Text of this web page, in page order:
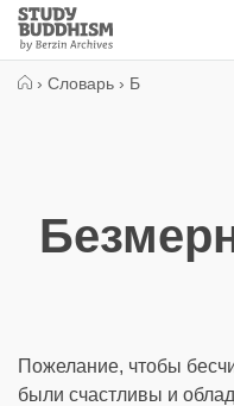
Close
Study
Buddhism
› Словарь › Б
Пожелание, чтобы
были счастливы и